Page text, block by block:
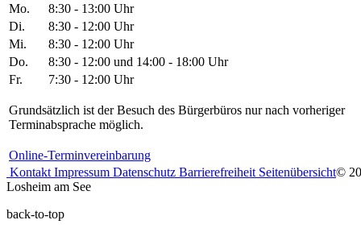
Mo.
8:30 - 13:00 Uhr
Di.
8:30 - 12:00 Uhr
Mi.
8:30 - 12:00 Uhr
Do.
8:30 - 12:00 und 14:00 - 18:00 Uhr
Fr.
7:30 - 12:00 Uhr
Grundsätzlich ist der Besuch des Bürgerbüros nur nach vorheriger
Terminabsprache möglich.
Online-Terminvereinbarung
Kontakt Impressum Datenschutz Barrierefreiheit Seitenübersicht©
Losheim am See
back-to-top